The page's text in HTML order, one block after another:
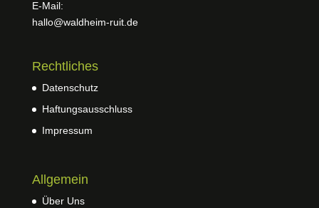
E-Mail:
hallo@waldheim-ruit.de
Rechtliches
Datenschutz
Haftungsausschluss
Impressum
Allgemein
Über Uns